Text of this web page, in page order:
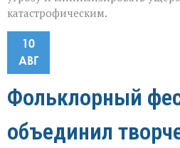
катастрофическим.
10
АВГ
Фольклорный
объединил